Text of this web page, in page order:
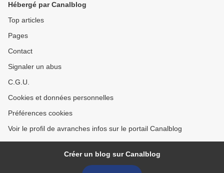
Hébergé par Canalblog
Top articles
Pages
Contact
Signaler un abus
C.G.U.
Cookies et données personnelles
Préférences cookies
Voir le profil de avranches infos sur le portail Canalblog
Créer un blog sur Canalblog